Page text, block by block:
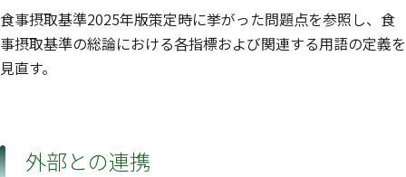
食事摂取基準2025年版策定時に挙がった問題点を参照し、食
事摂取基準の総論における各指標および関連する用語の定義を
見直す。
外部との連携